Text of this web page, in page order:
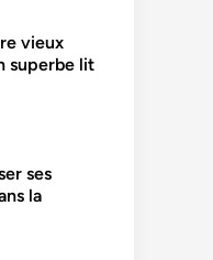
vieux
superbe lit
ses
la